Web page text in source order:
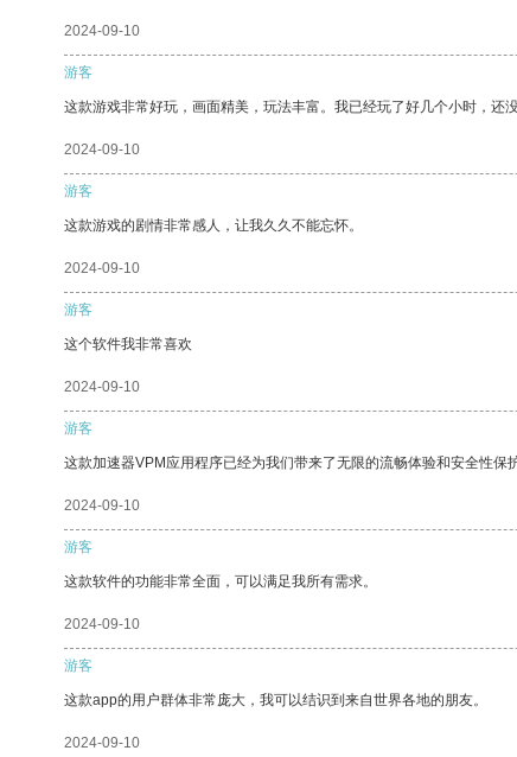
2024-09-10
游客
这款游戏非常好玩，画面精美，玩法丰富。我已经玩了好几个小时，还没
2024-09-10
游客
这款游戏的剧情非常感人，让我久久不能忘怀。
2024-09-10
游客
这个软件我非常喜欢
2024-09-10
游客
这款加速器VPM应用程序已经为我们带来了无限的流畅体验和安全性保护
2024-09-10
游客
这款软件的功能非常全面，可以满足我所有需求。
2024-09-10
游客
这款app的用户群体非常庞大，我可以结识到来自世界各地的朋友。
2024-09-10